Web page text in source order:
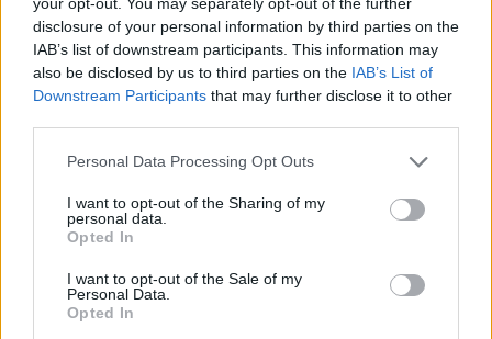
disclosure of your personal information by third parties on the
IAB’s list of downstream participants. This information may
also be disclosed by us to third parties on the IAB’s List of
Downstream Participants that may further disclose it to other
Please note that this website/app uses one or more Google
not limited to your visit or usage behaviour. You may click to
grant or deny consent to Google and its third-party tags to
use your data for below specified purposes in below Google
consent section.
Personal Data Processing Opt Outs
I want to opt-out of the Sharing of my
personal data.
Opted In
I want to opt-out of the Sale of my
Personal Data.
Opted In
Országos hírek
Túlfogyasztás napja - július 30-ra
felhasználta az emberiség a Föld egész
HÍRLEVÉL